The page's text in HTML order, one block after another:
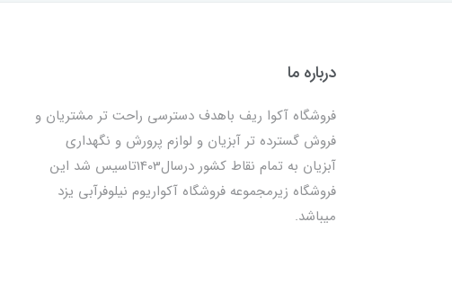
درباره ما
فروشگاه آکوا ریف باهدف دسترسی راحت تر مشتریان و
فروش گسترده تر آبزیان و لوازم پرورش و نگهداری
آبزیان به تمام نقاط کشور درسال1403تاسیس شد این
فروشگاه زیرمجموعه فروشگاه آکواریوم نیلوفرآبی یزد
میباشد.